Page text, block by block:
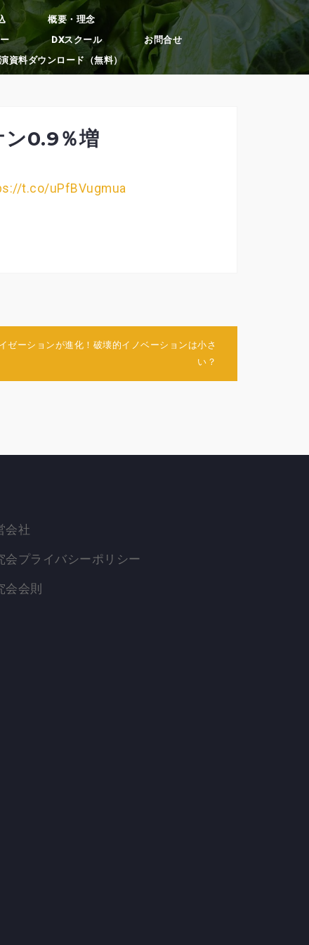
概要・理念
DXスクール
お問合せ
資料ダウンロード（無料）
ン0.9％増
t.co/uPfBVugmua
ゼーションが進化！破壊的イノベーションは小さ
い？
会社
会プライバシーポリシー
会会則